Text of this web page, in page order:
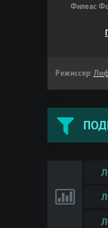
Филеас
Режиссер: